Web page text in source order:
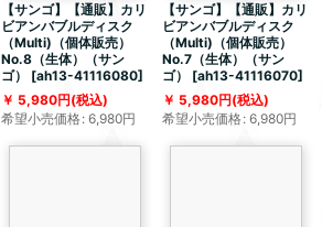
【サンゴ】【通販】カリ
ビアンバブルディスク
（Multi)（個体販売）
No.8（生体）（サン
ゴ）
[ah13-41116080]
5,980円(税込)
希望小売価格: 6,980円
【サンゴ】【通販】カリ
ビアンバブルディスク
（Multi)（個体販売）
No.7（生体）（サン
ゴ）
[ah13-41116070]
5,980円(税込)
希望小売価格: 6,980円